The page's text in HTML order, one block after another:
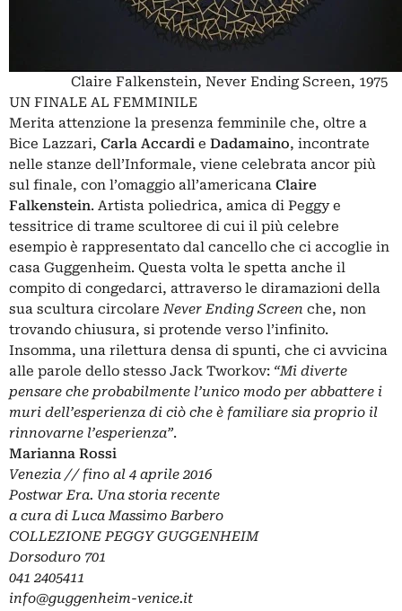
Claire Falkenstein, Never Ending Screen, 1975
UN FINALE AL FEMMINILE
Merita attenzione la presenza femminile che, oltre a
Bice Lazzari, Carla Accardi e Dadamaino, incontrate
nelle stanze dell’Informale, viene celebrata ancor più
sul finale, con l’omaggio all’americana Claire
Falkenstein. Artista poliedrica, amica di Peggy e
tessitrice di trame scultoree di cui il più celebre
esempio è rappresentato dal cancello che ci accoglie in
casa Guggenheim. Questa volta le spetta anche il
compito di congedarci, attraverso le diramazioni della
sua scultura circolareNever Ending Screen che, non
trovando chiusura, si protende verso l’infinito.
Insomma, una rilettura densa di spunti, che ci avvicina
alle parole dello stesso Jack Tworkov: “Mi diverte
pensare che probabilmente l’unico modo per abbattere i
muri dell’esperienza di ciò che è familiare sia proprio il
rinnovarne l’esperienza”.
Marianna Rossi
Venezia // fino al 4 aprile 2016
Postwar Era. Una storia recente
a cura di Luca Massimo Barbero
COLLEZIONE PEGGY GUGGENHEIM
Dorsoduro 701
041 2405411
info@guggenheim-venice.it